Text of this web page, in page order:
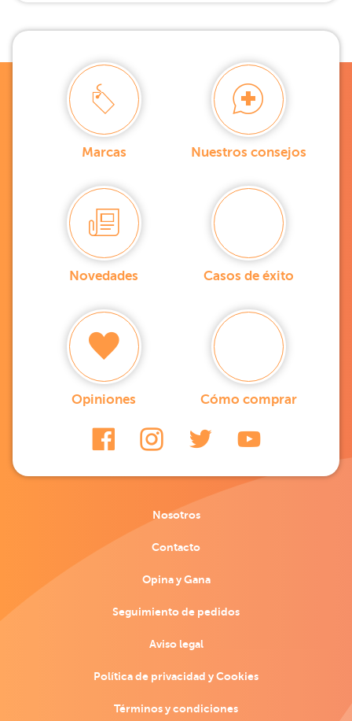
Marcas Nuestros consejos
Novedades Casos de éxito
Opiniones Cómo comprar
Nosotros
Contacto
Opina y Gana
Seguimiento de pedidos
Aviso legal
Política de privacidad y Cookies
Términos y condiciones